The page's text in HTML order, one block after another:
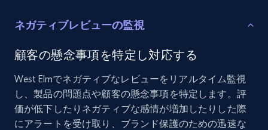
URL, Product id, Listing inventory id, Title, Rating,
price, and more.
1.9K+ 322+ 今すぐ始める
ネガティブレビューの監視
顧客の懸念事項を特定し対応する
West Elmでネガティブなレビューをリアルタイム監視
し、製品の問題点や顧客の懸念事項を特定します。評
価が低下したりネガティブな感情が増加したりした際
にアラートを受け取り、ブランド保護のための迅速な